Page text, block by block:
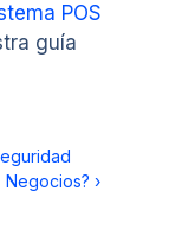
POS
guía
Negocios? ›